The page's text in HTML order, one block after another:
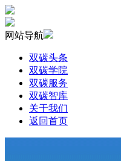
网站导航
双碳头条
双碳学院
双碳服务
双碳智库
关于我们
返回首页